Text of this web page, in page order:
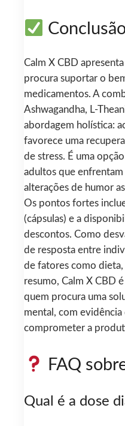
Calm X CBD
procura suportar o
medicamentos. A
Ashwagandha, L-
abordagem holística:
favorece uma
de stress. É uma
adultos que
alterações de humor
Os pontos fortes
(cápsulas) e a
descontos. Como
de resposta entre
de fatores como dieta,
resumo, Calm X CBD
quem procura uma
mental, com
comprometer a
FAQ
Qual é a dose